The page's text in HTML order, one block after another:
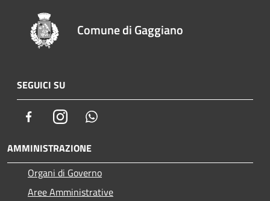
Comune di Gaggiano
SEGUICI SU
FacebookInstagram
AMMINISTRAZIONE
Organi di Governo
Aree Amministrative